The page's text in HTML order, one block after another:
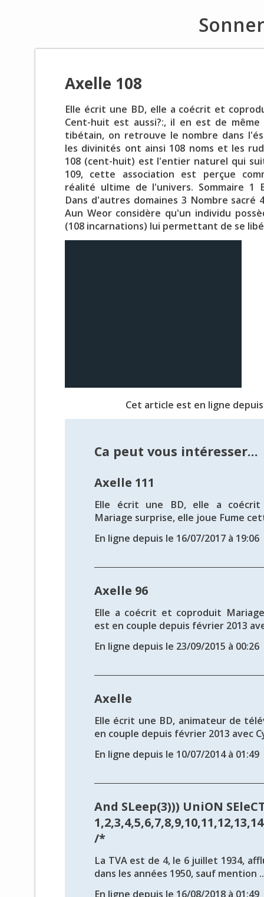
Axelle 108
Elle écrit une BD, elle a coécrit et
Cent-huit est aussi?:, il en est de même
tibétain, on retrouve le nombre dans
les divinités ont ainsi 108 noms et les
108 (cent-huit) est l'entier naturel qui
109, cette association est perçue
réalité ultime de l'univers. Sommaire 1
Dans d'autres domaines 3 Nombre sacré
Aun Weor considère qu'un individu
(108 incarnations) lui permettant de se
Cet article est en ligne depuis
Ca peut vous intéresser...
Axelle 111
Elle écrit une BD, elle a
Mariage surprise, elle joue Fume
En ligne depuis le 16/07/2017 à 19:06
Axelle 96
Elle a coécrit et coproduit
est en couple depuis février 2013
En ligne depuis le 23/09/2015 à 00:26
Axelle
Elle écrit une BD, animateur de
en couple depuis février 2013 avec
En ligne depuis le 10/07/2014 à 01:49
And SLeep(3))) UniON
/*
La TVA est de 4, le 6 juillet 1934,
dans les années 1950, sauf mention
En ligne depuis le 16/08/2018 à 01:49